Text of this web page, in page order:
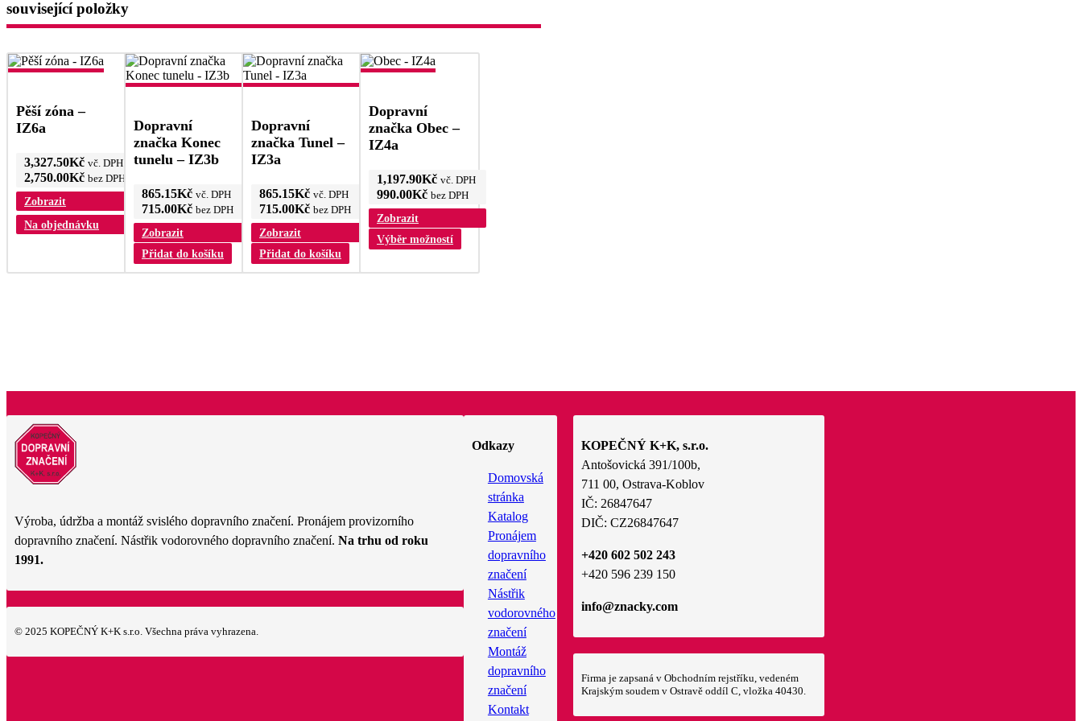
na
produktu
související položky
Pěší zóna –
IZ6a
3,327.50Kč vč. DPH
2,750.00Kč bez DPH
Zobrazit
Na objednávku
Dopravní
značka Konec
tunelu – IZ3b
865.15Kč vč. DPH
715.00Kč bez DPH
Zobrazit
Přidat do košíku
Dopravní
značka Tunel –
IZ3a
865.15Kč vč. DPH
715.00Kč bez DPH
Zobrazit
Přidat do košíku
Dopravní
značka Obec –
IZ4a
1,197.90Kč vč. DPH
990.00Kč bez DPH
Zobrazit
Výběr možností
Výroba, údržba a montáž svislého dopravního značení. Pronájem provizorního
dopravního značení. Nástřik vodorovného dopravního značení. Na trhu od roku
1991.
© 2025 KOPEČNÝ K+K s.r.o. Všechna práva vyhrazena.
Odkazy
Domovská
stránka
Katalog
Pronájem
dopravního
značení
Nástřik
vodorovného
značení
Montáž
dopravního
značení
Kontakt
KOPEČNÝ K+K, s.r.o.
Antošovická 391/100b,
711 00, Ostrava-Koblov
IČ: 26847647
DIČ: CZ26847647
+420 602 502 243
+420 596 239 150
info@znacky.com
Firma je zapsaná v Obchodním rejstříku, vedeném
Krajským soudem v Ostravě oddíl C, vložka 40430.